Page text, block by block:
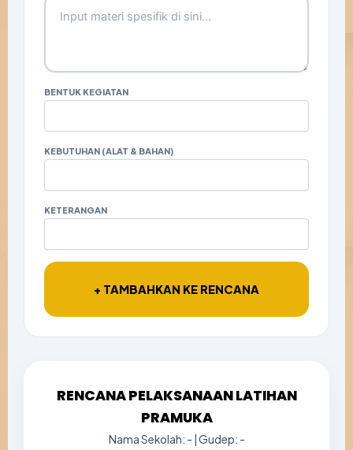
BENTUK KEGIATAN
KEBUTUHAN (ALAT & BAHAN)
KETERANGAN
+ TAMBAHKAN KE RENCANA
RENCANA PELAKSANAAN LATIHAN
PRAMUKA
Nama Sekolah: - | Gudep: -